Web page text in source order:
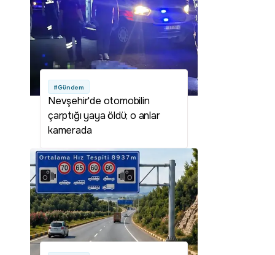
#Gündem
Nevşehir'de otomobilin
çarptığı yaya öldü; o anlar
kamerada